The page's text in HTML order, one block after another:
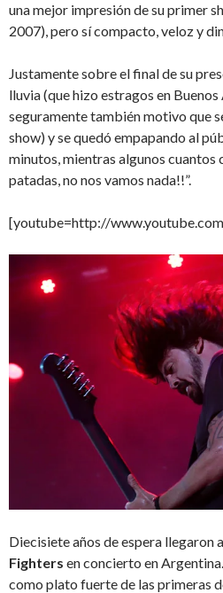
una mejor impresión de su primer
2007), pero sí compacto, veloz y
Justamente sobre el final de su
lluvia (que hizo estragos en
seguramente también motivo que
show) y se quedó empapando al
minutos, mientras algunos cuantos
patadas, no nos vamos nada!!”.
[youtube=http://
Diecisiete años de espera llegaron
Fighters en concierto en
como plato fuerte de las primeras